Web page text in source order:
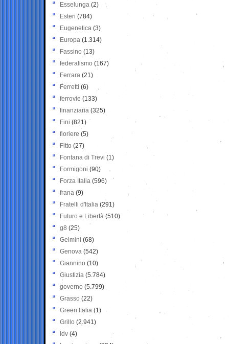
Esselunga (2)
Esteri (784)
Eugenetica (3)
Europa (1.314)
Fassino (13)
federalismo (167)
Ferrara (21)
Ferretti (6)
ferrovie (133)
finanziaria (325)
Fini (821)
fioriere (5)
Fitto (27)
Fontana di Trevi (1)
Formigoni (90)
Forza Italia (596)
frana (9)
Fratelli d'Italia (291)
Futuro e Libertà (510)
g8 (25)
Gelmini (68)
Genova (542)
Giannino (10)
Giustizia (5.784)
governo (5.799)
Grasso (22)
Green Italia (1)
Grillo (2.941)
Idv (4)